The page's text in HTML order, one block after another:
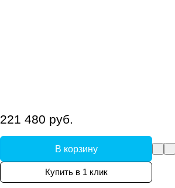
221 480 руб.
В корзину
Купить в 1 клик